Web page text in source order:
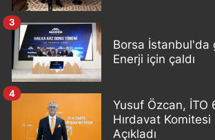
Borsa İstanbul'da
Enerji için çaldı
3
Yusuf Özcan, İTO
Hırdavat Komitesi
Açıkladı
4